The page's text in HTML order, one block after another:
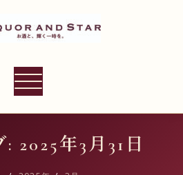
ナ
2025年3月31日